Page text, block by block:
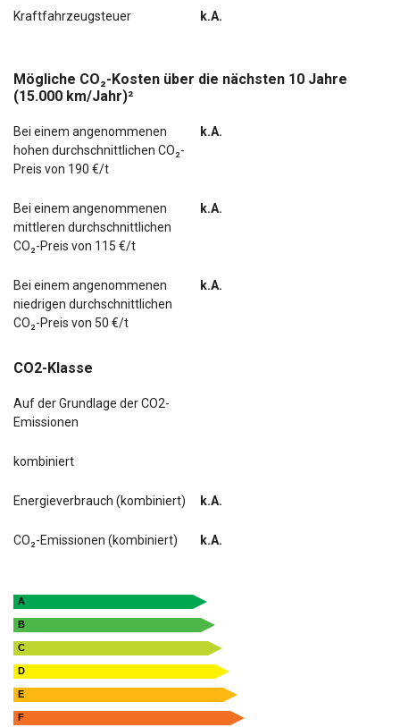
Kraftfahrzeugsteuer k.A.
Mögliche CO₂-Kosten über die nächsten 10 Jahre
(15.000 km/Jahr)²
Bei einem angenommenen
hohen durchschnittlichen CO₂-
Preis von 190 €/t
k.A.
Bei einem angenommenen
mittleren durchschnittlichen
CO₂-Preis von 115 €/t
k.A.
Bei einem angenommenen
niedrigen durchschnittlichen
CO₂-Preis von 50 €/t
k.A.
CO2-Klasse
Auf der Grundlage der CO2-
Emissionen
kombiniert
Energieverbrauch (kombiniert) k.A.
CO₂-Emissionen (kombiniert) k.A.
A
B
C
D
E
F